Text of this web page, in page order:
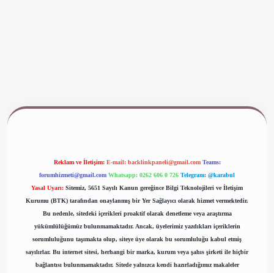
Reklam ve İletişim: E-mail: backlinkpaneli@gmail.com Teams:
forumhizmeti@gmail.com Whatsapp: 0262 606 0 726 Telegram: @karabul
Yasal Uyarı: Sitemiz, 5651 Sayılı Kanun gereğince Bilgi Teknolojileri ve İletişim
Kurumu (BTK) tarafından onaylanmış bir Yer Sağlayıcı olarak hizmet vermektedir.
Bu nedenle, sitedeki içerikleri proaktif olarak denetleme veya araştırma
yükümlülüğümüz bulunmamaktadır. Ancak, üyelerimiz yazdıkları içeriklerin
sorumluluğunu taşımakta olup, siteye üye olarak bu sorumluluğu kabul etmiş
sayılırlar. Bu internet sitesi, herhangi bir marka, kurum veya şahıs şirketi ile hiçbir
bağlantısı bulunmamaktadır. Sitede yalnızca kendi hazırladığımız makaleler